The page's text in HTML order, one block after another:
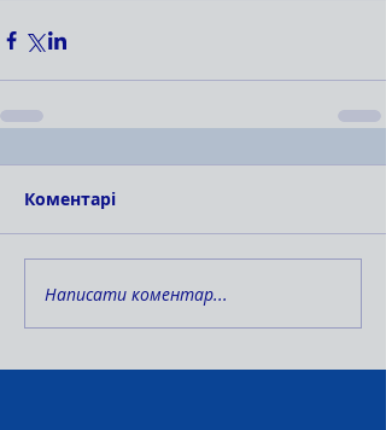
Коментарі
Написати коментар...